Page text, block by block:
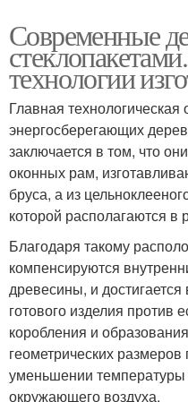
Современные
технологии
Главная технологическая
энергосберегающих
заключается в том, что
оконных рам,
бруса, а из
которой располагаются в
Благодаря такому
компенсируются
древесины, и
готового изделия против
коробления и
геометрических
уменьшении температуры
окружающего воздуха.